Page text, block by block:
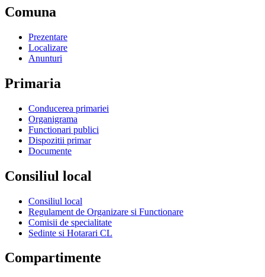
Comuna
Prezentare
Localizare
Anunturi
Primaria
Conducerea primariei
Organigrama
Functionari publici
Dispozitii primar
Documente
Consiliul local
Consiliul local
Regulament de Organizare si Functionare
Comisii de specialitate
Sedinte si Hotarari CL
Compartimente